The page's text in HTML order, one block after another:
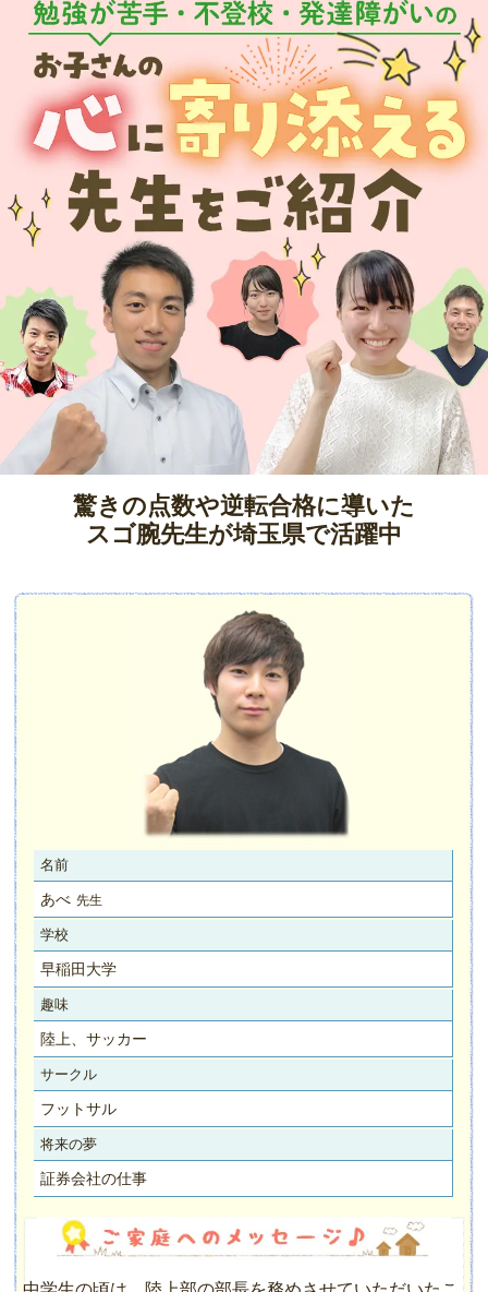
驚きの点数や逆転合格に導いた
スゴ腕先生が埼玉県で活躍中
名前
あべ 先生
学校
早稲田大学
趣味
陸上、サッカー
サークル
フットサル
将来の夢
証券会社の仕事